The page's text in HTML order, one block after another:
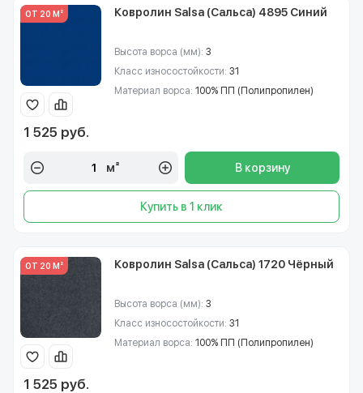
ОТ 20 М² Ковролин Salsa (Сальса) 4895 Синий
Высота ворса (мм): 3
Класс износостойкости: 31
Материал ворса: 100% ПП (Полипропилен)
1 525 руб.
м² В корзину
Купить в 1 клик
ОТ 20 М² Ковролин Salsa (Сальса) 1720 Чёрный
Высота ворса (мм): 3
Класс износостойкости: 31
Материал ворса: 100% ПП (Полипропилен)
1 525 руб.